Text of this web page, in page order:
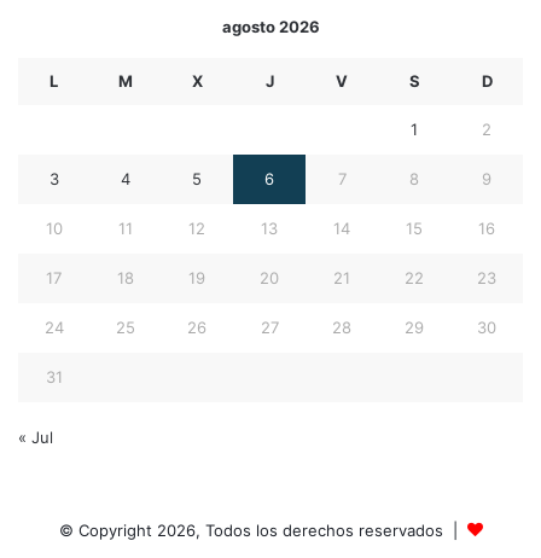
agosto 2026
L M X J V S D
1 2
3 4 5 6 7 8 9
10 11 12 13 14 15 16
17 18 19 20 21 22 23
24 25 26 27 28 29 30
31
« Jul
© Copyright 2026, Todos los derechos reservados |